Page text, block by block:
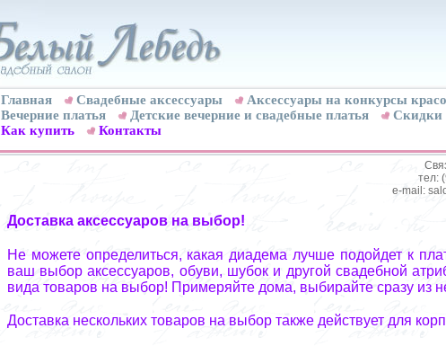
Главная Свадебные аксессуары Аксессуары на конкурсы
Вечерние платья
Детские вечерние и свадебные платья Скидки
Как купить
Контакты
тел:
e-mail:
Доставка аксессуаров на выбор!
Не можете определиться, какая диадема лучше подойдет к
ваш выбор аксессуаров, обуви, шубок и другой свадебной
вида товаров на выбор! Примеряйте дома, выбирайте сразу из
Доставка нескольких товаров на выбор также действует для